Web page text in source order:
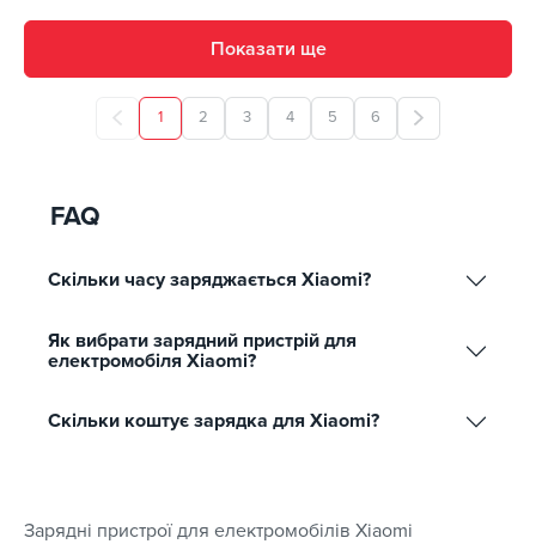
Показати ще
1 2 3 4 5 6
FAQ
Скільки часу заряджається Xiaomi?
Як вибрати зарядний пристрій для
електромобіля Xiaomi?
Скільки коштує зарядка для Xiaomi?
Зарядні пристрої для електромобілів Xiaomi